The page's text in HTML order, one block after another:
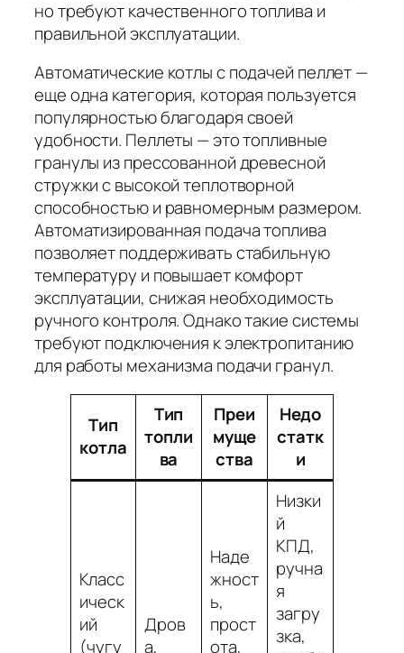
но требуют качественного топлива и
правильной эксплуатации.
Автоматические котлы с подачей пеллет —
еще одна категория, которая пользуется
популярностью благодаря своей
удобности. Пеллеты — это топливные
гранулы из прессованной древесной
стружки с высокой теплотворной
способностью и равномерным размером.
Автоматизированная подача топлива
позволяет поддерживать стабильную
температуру и повышает комфорт
эксплуатации, снижая необходимость
ручного контроля. Однако такие системы
требуют подключения к электропитанию
для работы механизма подачи гранул.
Тип
котла
Тип
топли
ва
Преи
муще
ства
Недо
статк
и
Класс
ическ
ий
(чугу
Дров
а,
Наде
жност
ь,
прост
ота,
Низки
й
КПД,
ручна
я
загру
зка,